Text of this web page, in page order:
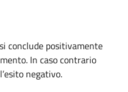
conclude positivamente
In caso contrario
negativo.